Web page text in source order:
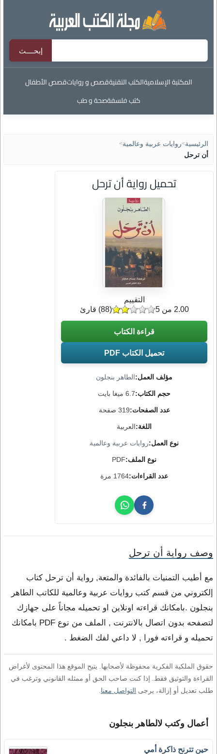
المكتبة الإسلاميةالكتب التقنيةقصص و رواياتقصص الأطفال
كتب فلسفةصحة و طب
الرئيسية>روايات عربية وعالمية>
أن ترحل
تحميل رواية أن ترحل
مؤلف العمل:الطاهر بنجلون
حجم الكتاب:6.7 ميغا بايت
عدد الصفحات:319 صفحة
اللغة:العربية
نوع العمل:روايات عربية وعالمية
نوع الملف:PDF
عدد القراءات:1764 مرة
التقييم
(
88) قارئ 2.00 من 5
قراءة الكتاب
تحميل الكتاب PDF
وصف رواية أن ترحل
مع أطيب التمنيات بالفائدة والمتعة, رواية أن ترحل كتاب
إلكتروني من قسم كتب روايات عربية وعالمية للكاتب الطاهر
بنجلون .بامكانك قراءته اونلاين او تحميله مجاناً على جهازك
لتصفحه بدون اتصال بالانترنت , الملف من نوع PDF بامكانك
تحميله و قراءته فورا , لا داعي لفك الضغط .
حقوق الملكية الفكرية محفوظة لأصحابها. يتيح الموقع هذا المحتوى لأغراض
القراءة والتوثيق فقط. إذا كنت صاحب الحق أو ممثله القانوني وترغب في
طلب تعديل أو إزالة، يرجى التواصل معنا
أعمال وكتب لالطاهر بنجلون
حين تترنح ذاكرة أمي